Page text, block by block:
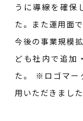
うに導線を確保
た。また運用面
今後の事業規模
ども社内で追加
た。 ※ロゴマー
用いただきました